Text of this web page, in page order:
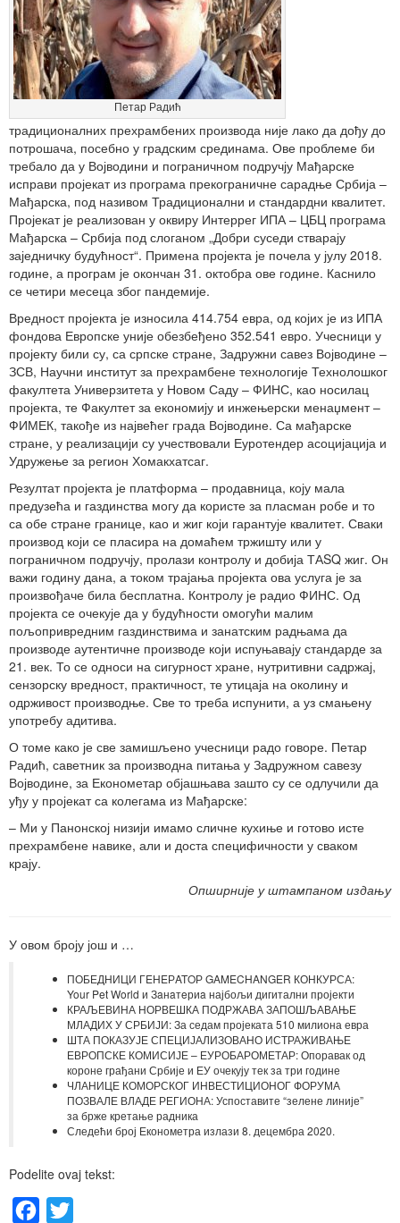
Петар Радић
традиционалних прехрамбених производа није лако да дођу до
потрошача, посебно у градским срединама. Ове проблеме би
требало да у Војводини и пограничном подручју Мађарске
исправи пројекат из програма прекограничне сарадње Србија –
Мађарска, под називом Традиционални и стандардни квалитет.
Пројекат је реализован у оквиру Интеррег ИПА – ЦБЦ програма
Мађарска – Србија под слоганом „Добри суседи стварају
заједничку будућност“. Примена пројекта је почела у јулу 2018.
године, а програм је окончан 31. октобра ове године. Каснило
се четири месеца због пандемије.
Вредност пројекта је износила 414.754 евра, од којих је из ИПА
фондова Европске уније обезбеђено 352.541 евро. Учесници у
пројекту били су, са српске стране, Задружни савез Војводине –
ЗСВ, Научни институт за прехрамбене технологије Технолошког
факултета Универзитета у Новом Саду – ФИНС, као носилац
пројекта, те Факултет за економију и инжењерски менаџмент –
ФИМЕК, такође из највећег града Војводине. Са мађарске
стране, у реализацији су учествовали Еуротендер асоцијација и
Удружење за регион Хомакхатсаг.
Резултат пројекта је платформа – продавница, коју мала
предузећа и газдинства могу да користе за пласман робе и то
са обе стране границе, као и жиг који гарантује квалитет. Сваки
производ који се пласира на домаћем тржишту или у
пограничном подручју, пролази контролу и добија ТАSQ жиг. Он
важи годину дана, а током трајања пројекта ова услуга је за
произвођаче била бесплатна. Контролу је радио ФИНС. Од
пројекта се очекује да у будућности омогући малим
пољопривредним газдинствима и занатским радњама да
производе аутентичне производе који испуњавају стандарде за
21. век. То се односи на сигурност хране, нутритивни садржај,
сензорску вредност, практичност, те утицаја на околину и
одрживост производње. Све то треба испунити, а уз смањену
употребу адитива.
О томе како је све замишљено учесници радо говоре. Петар
Радић, саветник за производна питања у Задружном савезу
Војводине, за Економетар објашњава зашто су се одлучили да
уђу у пројекат са колегама из Мађарске:
– Ми у Панонској низији имамо сличне кухиње и готово исте
прехрамбене навике, али и доста специфичности у сваком
крају.
Опширније у штампаном издању
У овом броју још и …
ПОБЕДНИЦИ ГEНEРATOР GAMECHANGER КОНКУРСА:
Your Pet World и Зaнaтeриa најбољи дигитални пројекти
КРАЉЕВИНА НОРВЕШКА ПОДРЖАВА ЗАПОШЉАВАЊЕ
МЛАДИХ У СРБИЈИ: За седам пројеката 510 милиона евра
ШТА ПОКАЗУЈЕ СПЕЦИЈАЛИЗОВАНО ИСТРАЖИВАЊЕ
ЕВРОПСКЕ КОМИСИЈЕ – ЕУРОБАРОМЕТАР: Опоравак од
короне грађани Србије и ЕУ очекују тек за три године
ЧЛАНИЦЕ КОМОРСКОГ ИНВЕСТИЦИОНОГ ФОРУМА
ПОЗВАЛЕ ВЛАДЕ РЕГИОНА: Успоставите “зелене линије”
за брже кретање радника
Следећи број Економетра излази 8. децембра 2020.
Podelite ovaj tekst:
Facebook